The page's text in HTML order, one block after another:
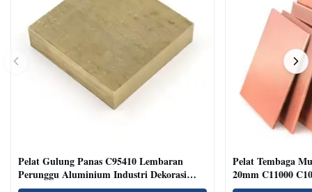
Pelat Gulung Panas C95410 Lembaran
Perunggu Aluminium Industri Dekorasi
Permukaan Sikat
Pelat Tembaga
20mm C11000